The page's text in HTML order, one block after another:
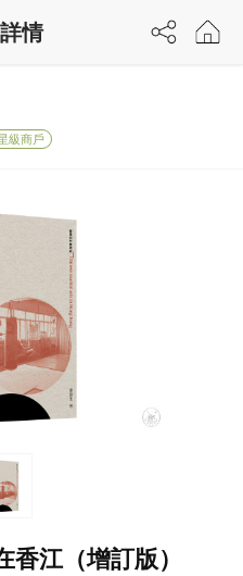
級商戶
江（增訂版）
情